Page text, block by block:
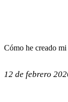
Cómo he creado
12 de febrero